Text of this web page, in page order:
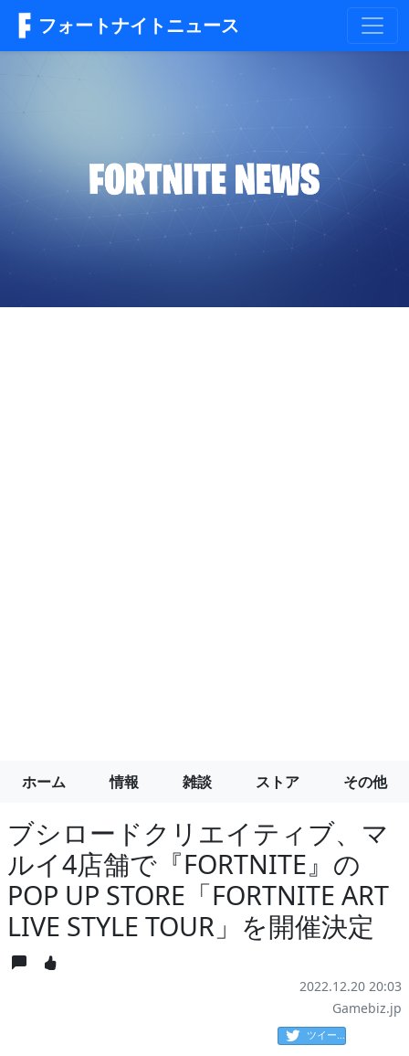
フォートナイトニュース
ホーム 情報 雑談 ストア その他
ブシロードクリエイティブ、マ
ルイ4店舗で『FORTNITE』の
POP UP STORE「FORTNITE ART
LIVE STYLE TOUR」を開催決定
2022.12.20 20:03
Gamebiz.jp
ツイート